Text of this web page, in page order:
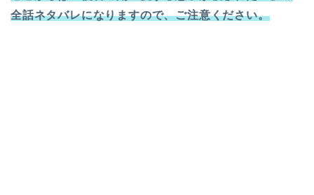
全話ネタバレになりますので、ご注意ください。